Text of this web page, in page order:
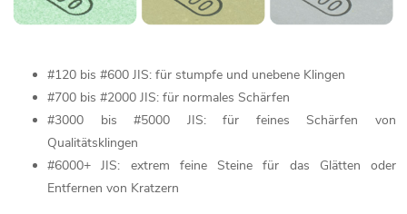
#120 bis #600 JIS: für stumpfe und unebene Klingen
#700 bis #2000 JIS: für normales Schärfen
#3000 bis #5000 JIS: für feines Schärfen von
Qualitätsklingen
#6000+ JIS: extrem feine Steine für das Glätten oder
Entfernen von Kratzern